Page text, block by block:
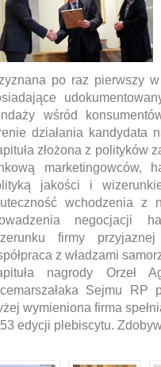
po raz pierwszy
wśród
działania kandydata
złożona z polityków
marketingowców,
jakości i
wchodzenia z
negocjacji
firmy
z władzami
nagrody Orzeł
Sejmu RP
wymieniona firma
edycji plebiscytu.